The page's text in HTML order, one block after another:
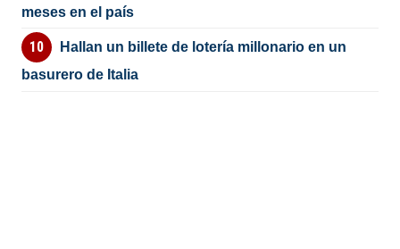
meses en el país
Hallan un billete de lotería millonario en un
basurero de Italia